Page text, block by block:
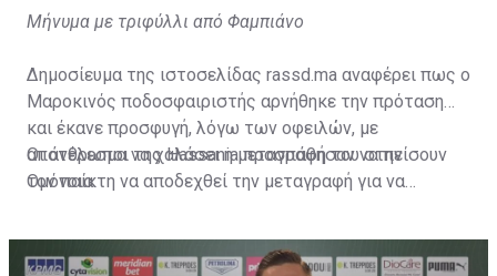
Μήνυμα με τριφύλλι από Φαμπιάνο
Δημοσίευμα της ιστοσελίδας rassd.ma αναφέρει πως ο
Μαροκινός ποδοσφαιριστής αρνήθηκε την πρόταση
και έκανε προσφυγή, λόγω των οφειλών, με
αποτέλεσμα να χαλάσει η μεταγραφή του στην
Ομόνοια.
Οι άνθρωποι της Hassania προσπάθησαν να πείσουν
τον παίκτη να αποδεχθεί την μεταγραφή για να
μετακίνησή του, αλλά ο παίκτης αρνήθηκε και επέμεινε
να λύσει το συμβόλαιό του, ώστε να μετακομίσει